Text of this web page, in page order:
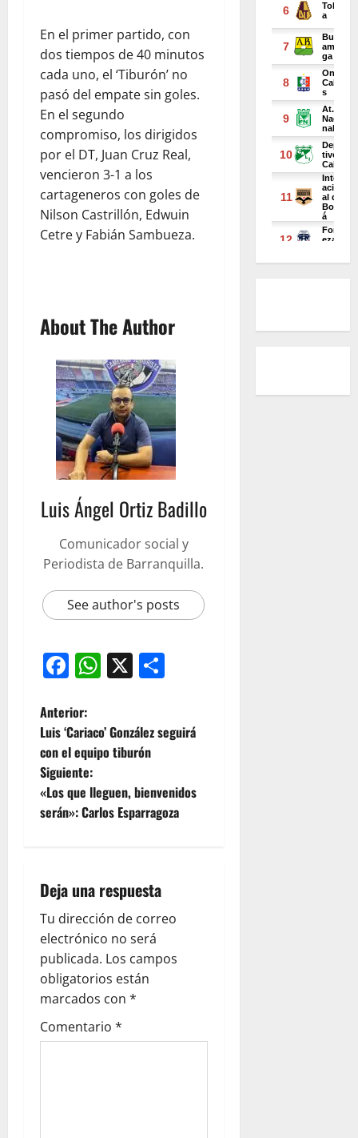
En el primer partido, con
dos tiempos de 40 minutos
cada uno, el ‘Tiburón’ no
pasó del empate sin goles.
En el segundo
compromiso, los dirigidos
por el DT, Juan Cruz Real,
vencieron 3-1 a los
cartageneros con goles de
Nilson Castrillón, Edwuin
Cetre y Fabián Sambueza.
About The Author
Luis Ángel Ortiz Badillo
Comunicador social y
Periodista de Barranquilla.
See author's posts
Facebook
WhatsApp
X
Anterior:
Luis ‘Cariaco’ González seguirá
con el equipo tiburón
Siguiente:
«Los que lleguen, bienvenidos
serán»: Carlos Esparragoza
Deja una respuesta
Tu dirección de correo
electrónico no será
publicada. Los campos
obligatorios están
marcados con *
Comentario *